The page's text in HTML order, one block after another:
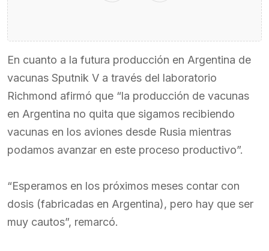
En cuanto a la futura producción en Argentina de
vacunas Sputnik V a través del laboratorio
Richmond afirmó que “la producción de vacunas
en Argentina no quita que sigamos recibiendo
vacunas en los aviones desde Rusia mientras
podamos avanzar en este proceso productivo”.
“Esperamos en los próximos meses contar con
dosis (fabricadas en Argentina), pero hay que ser
muy cautos”, remarcó.